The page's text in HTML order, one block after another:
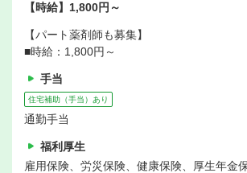
【時給】1,800円～
【パート薬剤師も募集】
■時給：1,800円～
手当
住宅補助（手当）あり
通勤手当
福利厚生
雇用保険、労災保険、健康保険、厚生年金